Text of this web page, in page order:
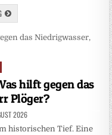
hilft gegen das
Plöger?
2026
historischen Tief. Eine